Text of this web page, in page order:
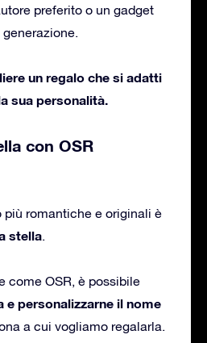
preferito o un gadget
un regalo che si adatti
sua personalità.
con OSR
più romantiche e originali è
stella.
come OSR, è possibile
e personalizzarne il nome
a cui vogliamo regalarla.